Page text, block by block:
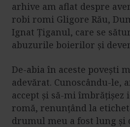
arhive am aflat despre
robi romi Gligore Rău,
Ignat Țiganul, care se
abuzurile boierilor și
De-abia în aceste povești
adevărat. Cunoscându-le,
accept și să-mi îmbrățișez
romă, renunțând la
drumul meu a fost lung și